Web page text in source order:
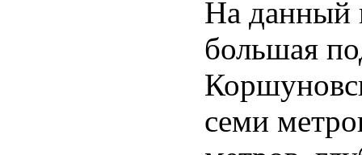
На данный
большая
семи